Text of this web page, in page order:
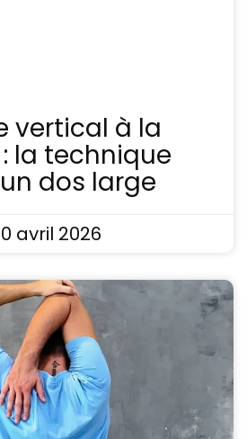
vertical à la
la technique
dos large
avril 2026